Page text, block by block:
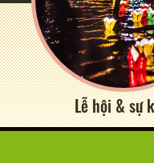
Lễ hội & sự